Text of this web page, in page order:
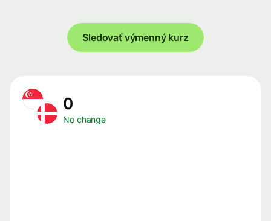
Sledovať výmenný kurz
0
No change